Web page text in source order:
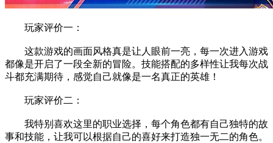
玩家评价一：
这款游戏的画面风格真是让人眼前一亮，每一次进入游戏
都像是开启了一段全新的冒险。技能搭配的多样性让我每次战
斗都充满期待，感觉自己就像是一名真正的英雄！
玩家评价二：
我特别喜欢这里的职业选择，每个角色都有自己独特的故
事和技能，让我可以根据自己的喜好来打造独一无二的角色。